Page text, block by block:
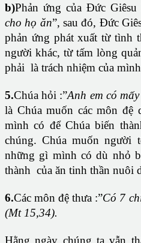
b)Phản ứng của Đức Giêsu
cho họ ăn”, sau đó, Đức
phản ứng phát xuất từ tình
người khác, từ tấm lòng
phải là trách nhiệm của
5.Chúa hỏi :”Anh em có
là Chúa muốn các môn
mình có để Chúa biến
chúng. Chúa muốn người
những gì mình có dù nhỏ
thành của ăn tinh thần nuôi
6.Các môn đệ thưa :”Có 7
(Mt 15,34).
Hằng ngày chúng ta vẫn